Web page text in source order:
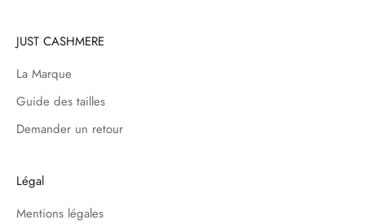
JUST CASHMERE
La Marque
Guide des tailles
Demander un retour
Légal
Mentions légales